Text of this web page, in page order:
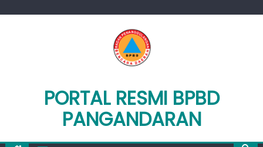
PORTAL RESMI BPBD
PANGANDARAN